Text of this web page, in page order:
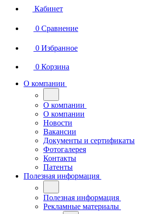
Кабинет
0 Сравнение
0 Избранное
0 Корзина
О компании
О компании
О компании
Новости
Вакансии
Документы и сертификаты
Фотогалерея
Контакты
Патенты
Полезная информация
Полезная информация
Рекламные материалы